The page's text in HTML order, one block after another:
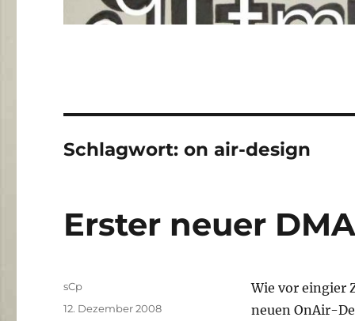
Schlagwort:on air-design
Erster neuer
Wie vor eingier
neuen OnAir-
Autor
sCp
Veröffentlicht
12. Dezember 2008